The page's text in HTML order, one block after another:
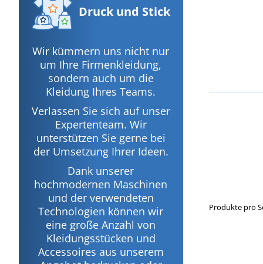
Druck und Stick
Wir kümmern uns nicht nur
um Ihre Firmenkleidung,
sondern auch um die
Kleidung Ihres Teams.
Verlassen Sie sich auf unser
Expertenteam. Wir
unterstützen Sie gerne bei
der Umsetzung Ihrer Ideen.
Dank unserer
hochmodernen Maschinen
und der verwendeten
Technologien können wir
eine große Anzahl von
Kleidungsstücken und
Accessoires aus unserem
Produkte pro